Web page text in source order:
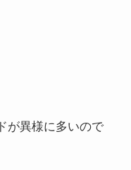
が異様に多いので